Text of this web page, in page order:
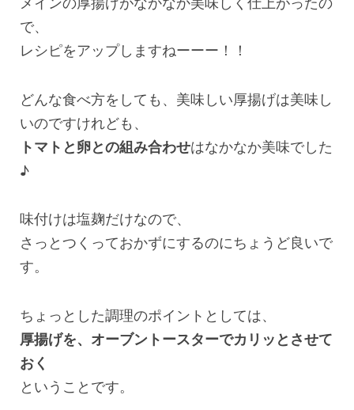
で、
レシピをアップしますねーーー！！
どんな食べ方をしても、美味しい厚揚げは美味し
いのですけれども、
トマトと卵との組み合わせはなかなか美味でした
♪
味付けは塩麹だけなので、
さっとつくっておかずにするのにちょうど良いで
す。
ちょっとした調理のポイントとしては、
厚揚げを、オーブントースターでカリッとさせて
おく
ということです。